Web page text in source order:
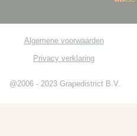
Algemene voorwaarden
Privacy verklaring
@2006 - 2023 Grapedistrict B.V.